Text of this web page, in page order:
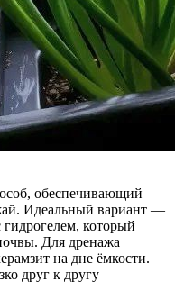
обеспечивающий
Идеальный вариант —
гидрогелем, который
Для дренажа
на дне ёмкости.
друг к другу